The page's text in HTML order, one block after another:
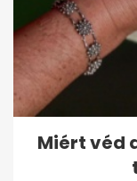
Miért véd